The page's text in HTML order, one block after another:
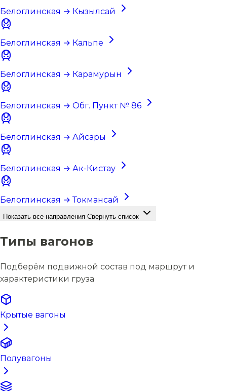
Белоглинская → Кызылсай
Белоглинская → Кальпе
Белоглинская → Карамурын
Белоглинская → Обг. Пункт № 86
Белоглинская → Айсары
Белоглинская → Ак-Кистау
Белоглинская → Токмансай
Показать все направления Свернуть список
Типы вагонов
Подберём подвижной состав под маршрут и
характеристики груза
Крытые вагоны
Полувагоны